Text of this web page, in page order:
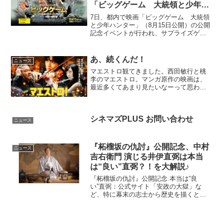
「ビッグゲーム 大統領と少年ハ
ンター」公開記念イベント！
7日、都内で映画「ビッグゲーム 大統領
と少年ハンター」（8月15日公開）の公開
記念イベントが行われ、サプライズゲス
との親交について語った。出会いは約10
年前。クエンティ...
ニュース あ、続くんだ！
マエストロ観てきました。西田敏行と桃
李のマエストロ。マンガ原作の映画は、
最近多くてあまり見たいなーって思わな
子で天才なんだけど、解...
ニュース シネマズPLUS お問い合わせ
ニュース
『柘榴坂の仇討』公開記念、中村
吉右衛門 演じる井伊直弼は本当
は“良い”直弼？！を大解説♪
『柘榴坂の仇討』公開記念 本当は“良
い”直弼：公式サイト「安政の大獄」な
ど、特に幕末の志士から歴史を描くと圧